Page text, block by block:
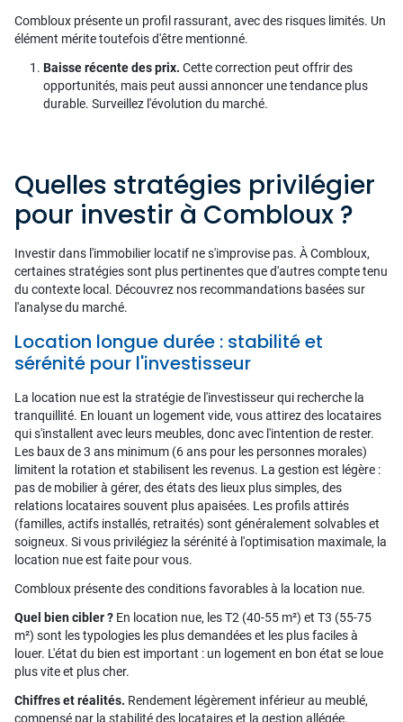
Combloux présente un profil rassurant, avec des risques limités. Un
élément mérite toutefois d'être mentionné.
Baisse récente des prix. Cette correction peut offrir des
opportunités, mais peut aussi annoncer une tendance plus
durable. Surveillez l'évolution du marché.
Quelles stratégies privilégier
pour investir à Combloux ?
Investir dans l'immobilier locatif ne s'improvise pas. À Combloux,
certaines stratégies sont plus pertinentes que d'autres compte tenu
du contexte local. Découvrez nos recommandations basées sur
l'analyse du marché.
Location longue durée : stabilité et
sérénité pour l'investisseur
La location nue est la stratégie de l'investisseur qui recherche la
tranquillité. En louant un logement vide, vous attirez des locataires
qui s'installent avec leurs meubles, donc avec l'intention de rester.
Les baux de 3 ans minimum (6 ans pour les personnes morales)
limitent la rotation et stabilisent les revenus. La gestion est légère :
pas de mobilier à gérer, des états des lieux plus simples, des
relations locataires souvent plus apaisées. Les profils attirés
(familles, actifs installés, retraités) sont généralement solvables et
soigneux. Si vous privilégiez la sérénité à l'optimisation maximale, la
location nue est faite pour vous.
Combloux présente des conditions favorables à la location nue.
Quel bien cibler ? En location nue, les T2 (40-55 m²) et T3 (55-75
m²) sont les typologies les plus demandées et les plus faciles à
louer. L'état du bien est important : un logement en bon état se loue
plus vite et plus cher.
Chiffres et réalités. Rendement légèrement inférieur au meublé,
compensé par la stabilité des locataires et la gestion allégée.